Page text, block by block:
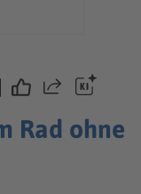
Teilen
Rad ohne